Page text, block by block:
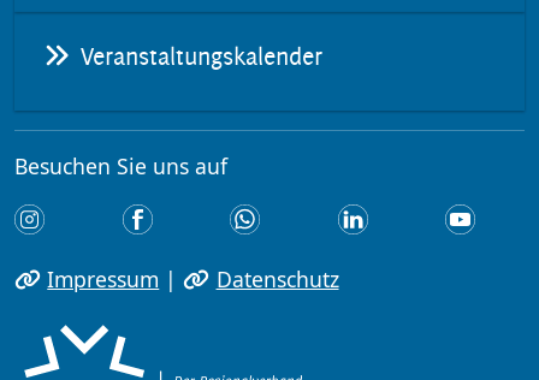
Veranstaltungskalender
Besuchen Sie uns auf
Impressum | Datenschutz